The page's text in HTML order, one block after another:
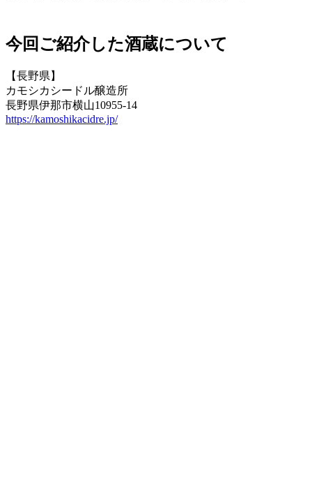
今回ご紹介した酒蔵について
【長野県】
カモシカシードル醸造所
長野県伊那市横山10955-14
https://kamoshikacidre.jp/